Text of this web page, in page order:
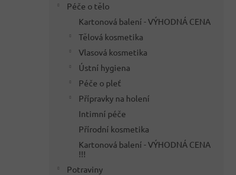
Péče o tělo
Kartonová balení - VÝHODNÁ CENA
Tělová kosmetika
Vlasová kosmetika
Ústní hygiena
Péče o pleť
Přípravky na holení
Intimní péče
Přírodní kosmetika
Kartonová balení - VÝHODNÁ CENA
!!!
Potraviny